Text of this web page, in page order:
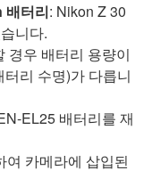
배터리: Nikon Z 30
니다.
경우 배터리 용량이
리 수명)가 다릅니
EL25 배터리를 재
여 카메라에 삽입된